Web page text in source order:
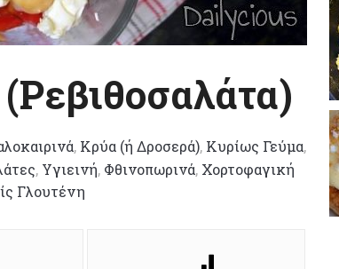
, Κρύα (ή Δροσερά), Κυρίως Γεύμα,
, Υγιεινή, Φθινοπωρινά, Χορτοφαγική
Γλουτένη